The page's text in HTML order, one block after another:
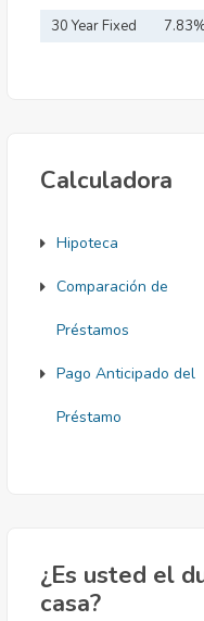
Mortgage
30 Year Fixed
Calculadora
Hipoteca
Comparación de
Préstamos
Pago Anticipado del
Préstamo
¿Es usted el
casa?